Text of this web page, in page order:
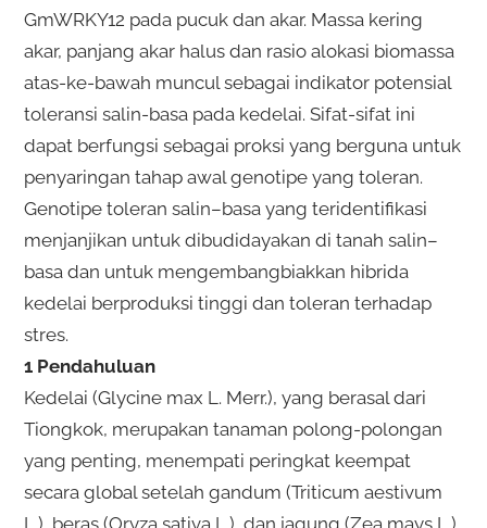
GmWRKY12 pada pucuk dan akar. Massa kering
akar, panjang akar halus dan rasio alokasi biomassa
atas-ke-bawah muncul sebagai indikator potensial
toleransi salin-basa pada kedelai. Sifat-sifat ini
dapat berfungsi sebagai proksi yang berguna untuk
penyaringan tahap awal genotipe yang toleran.
Genotipe toleran salin–basa yang teridentifikasi
menjanjikan untuk dibudidayakan di tanah salin–
basa dan untuk mengembangbiakkan hibrida
kedelai berproduksi tinggi dan toleran terhadap
stres.
1 Pendahuluan
Kedelai (Glycine max L. Merr.), yang berasal dari
Tiongkok, merupakan tanaman polong-polongan
yang penting, menempati peringkat keempat
secara global setelah gandum (Triticum aestivum
L.), beras (Oryza sativa L.), dan jagung (Zea mays L.)